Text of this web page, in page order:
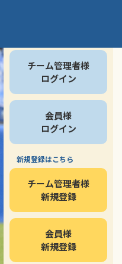
チーム管理者様
ログイン
会員様
ログイン
新規登録はこちら
チーム管理者様
新規登録
会員様
新規登録